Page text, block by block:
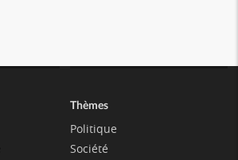
Thèmes
Politique
Société